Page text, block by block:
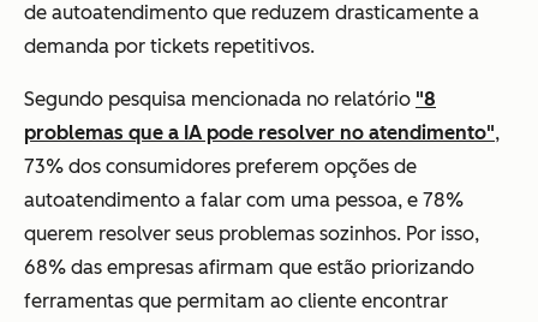
de autoatendimento que reduzem drasticamente a
demanda por tickets repetitivos.
Segundo pesquisa mencionada no relatório "8
problemas que a IA pode resolver no atendimento",
73% dos consumidores preferem opções de
autoatendimento a falar com uma pessoa, e 78%
querem resolver seus problemas sozinhos. Por isso,
68% das empresas afirmam que estão priorizando
ferramentas que permitam ao cliente encontrar